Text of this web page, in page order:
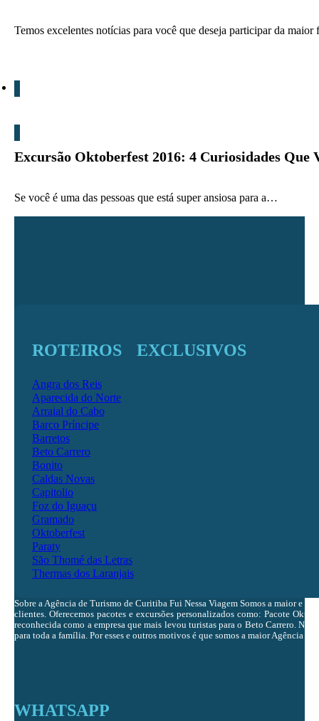
Temos excelentes notícias para você que deseja participar da
Excursão Oktoberfest 2016: 4 Curiosidades Que
Se você é uma das pessoas que está super ansiosa para a…
ROTEIROS EXCLUSIVOS
Angra dos Reis
Aparecida do Norte
Arraial do Cabo
Barco Príncipe
Barretos
Beto Carrero
Bonito
Caldas Novas
Capitolio
Foz do Iguaçu
Gramado
Oktoberfest
Paraty
São Thomé das Letras
Thermas dos Laranjais
Sobre a Agência de Turismo de Curitiba Fui Nessa Viagem Somos a maior e
clientes. Oferecemos pacotes e excursões personalizados como: Pacote
reconhecida como a empresa que mais levou turistas para o Beto Carrero.
para toda a família. Por esses e outros motivos é que somos a maior Agência
WHATSAPP